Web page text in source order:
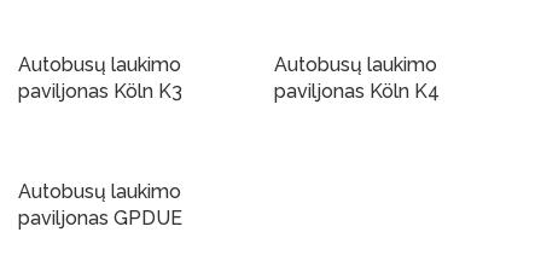
Autobusų laukimo
paviljonas Köln K3
Autobusų laukimo
paviljonas Köln K4
Autobusų laukimo
paviljonas GPDUE